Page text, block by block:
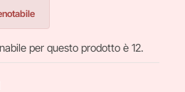
per questo prodotto è 12.